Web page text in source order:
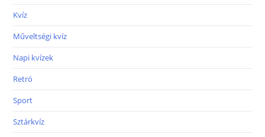
Kvíz
Műveltségi kvíz
Napi kvízek
Retró
Sport
Sztárkvíz